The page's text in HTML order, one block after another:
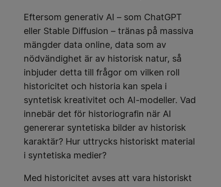
Eftersom generativ AI – som ChatGPT
eller Stable Diffusion – tränas på massiva
mängder data online, data som av
nödvändighet är av historisk natur, så
inbjuder detta till frågor om vilken roll
historicitet och historia kan spela i
syntetisk kreativitet och AI-modeller. Vad
innebär det för historiografin när AI
genererar syntetiska bilder av historisk
karaktär? Hur uttrycks historiskt material
i syntetiska medier?
Med historicitet avses att vara historiskt